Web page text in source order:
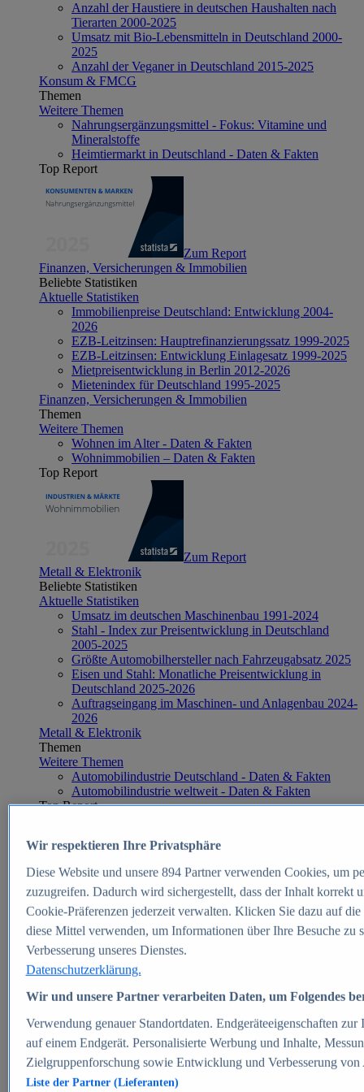
Anzahl der Haustiere in deutschen Haushalten nach
Tierarten 2000-2025
Umsatz mit Bio-Lebensmitteln in Deutschland 2000-
2025
Anzahl der Veganer in Deutschland 2015-2025
Konsum & FMCG
Themen
Weitere Themen
Nahrungsergänzungsmittel - Fokus: Vitamine und
Mineralstoffe
Heimtiermarkt in Deutschland - Daten & Fakten
Top Report
Zum Report
Finanzen, Versicherungen & Immobilien
Beliebte Statistiken
Aktuelle Statistiken
Immobilienpreise Deutschland: Entwicklung 2004-
2026
EZB-Leitzinsen: Hauptrefinanzierungssatz 1999-2025
EZB-Leitzinsen: Entwicklung Einlagesatz 1999-2025
Mietpreisentwicklung in Berlin 2012-2026
Mietenindex für Deutschland 1995-2025
Finanzen, Versicherungen & Immobilien
Themen
Weitere Themen
Wohnen im Alter - Daten & Fakten
Wohnimmobilien – Daten & Fakten
Top Report
Zum Report
Metall & Elektronik
Beliebte Statistiken
Aktuelle Statistiken
Umsatz im deutschen Maschinenbau 1991-2024
Stahl - Index zur Preisentwicklung in Deutschland
2005-2025
Größte Automobilhersteller nach Fahrzeugabsatz 2025
Eisen und Stahl: Monatliche Preisentwicklung in
Deutschland 2025-2026
Auftragseingang im Maschinen- und Anlagenbau 2024-
2026
Metall & Elektronik
Themen
Weitere Themen
Automobilindustrie Deutschland - Daten & Fakten
Automobilindustrie weltweit - Daten & Fakten
Top Report
Zum Report
E-commerce
Beliebte Statistiken
Aktuelle Statistiken
E-Commerce - Entwicklung des Umsatzes in
Deutschland 1999-2025
Umsatz von Amazon in Deutschland und weltweit
2010-2025
B2C-E-Commerce: Top-50 Online Shops in
Deutschland 2024
Marktanteile von Online-Zahlungsverfahren in
Deutschland 2024
Umsatzstarke Warengruppen im Online-Handel in
Deutschland 2023-2025
Wir respektieren Ihre Privatsphäre
Diese Website und unsere 894Partner verwenden Cookies, um
zuzugreifen. Dadurch wird sichergestellt, dass der Inhalt korrekt
Cookie-Präferenzen jederzeit verwalten. Klicken Sie dazu auf
diese Mittel verwenden, um Informationen über Ihre Besuche
Verbesserung unseres Dienstes.
Datenschutzerklärung.
Wir und unsere Partner verarbeiten Daten, um Folgendes
Verwendung genauer Standortdaten. Endgeräteeigenschaften
auf einem Endgerät. Personalisierte Werbung und Inhalte,
Zielgruppenforschung sowie Entwicklung und Verbesserung von
Liste der Partner (Lieferanten)